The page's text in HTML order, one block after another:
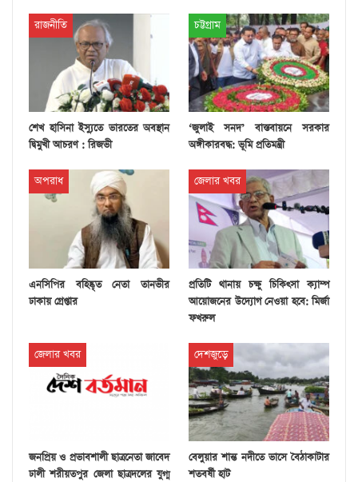
রাজনীতি
শেখ হাসিনা ইস্যুতে ভারতের অবস্থান
দ্বিমুখী আচরণ : রিজভী
চট্টগ্রাম
‘জুলাই সনদ’ বাস্তবায়নে সরকার
অঙ্গীকারবদ্ধ: ভূমি প্রতিমন্ত্রী
অপরাধ
এনসিপির বহিষ্কৃত নেতা তানভীর
ঢাকায় গ্রেপ্তার
জেলার খবর
প্রতিটি থানায় চক্ষু চিকিৎসা ক্যাম্প
আয়োজনের উদ্যোগ নেওয়া হবে: মির্জা
ফখরুল
জেলার খবর
জনপ্রিয় ও প্রভাবশালী ছাত্রনেতা জাবেদ
ঢালী শরীয়তপুর জেলা ছাত্রদলের যুগ্ম
দেশজুড়ে
বেলুয়ার শান্ত নদীতে ভাসে বৈঠাকাটার
শতবর্ষী হাট